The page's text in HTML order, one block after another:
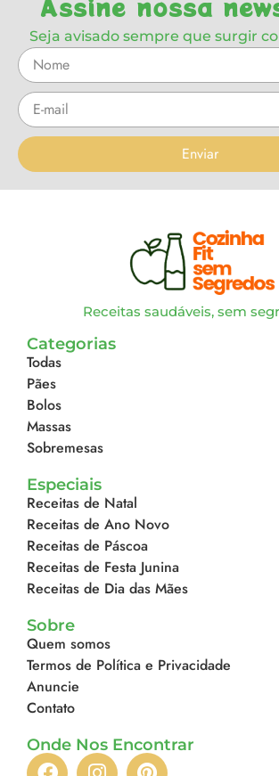
Seja avisado sempre que surgir
Enviar
Receitas saudáveis, sem
Categorias
Todas
Pães
Bolos
Massas
Sobremesas
Especiais
Receitas de Natal
Receitas de Ano Novo
Receitas de Páscoa
Receitas de Festa Junina
Receitas de Dia das Mães
Sobre
Quem somos
Termos de Política e Privacidade
Anuncie
Contato
Onde Nos Encontrar